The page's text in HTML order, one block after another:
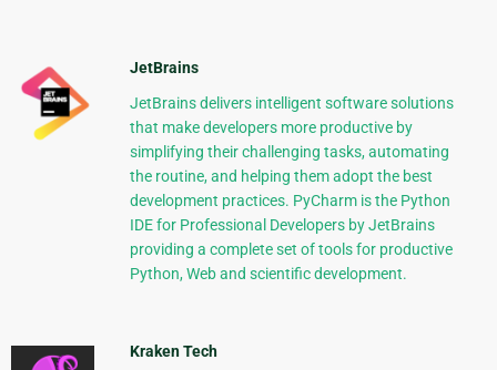
JetBrains
JetBrains delivers intelligent software solutions
that make developers more productive by
simplifying their challenging tasks, automating
the routine, and helping them adopt the best
development practices. PyCharm is the Python
IDE for Professional Developers by JetBrains
providing a complete set of tools for productive
Python, Web and scientific development.
Kraken Tech